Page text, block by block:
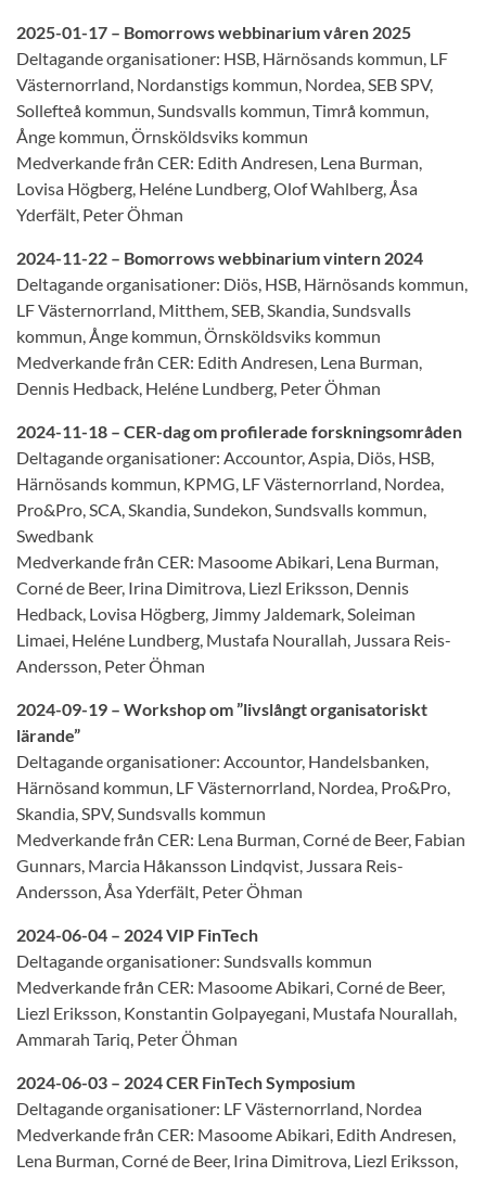
2025-01-17 – Bomorrows webbinarium våren 2025
Deltagande organisationer: HSB, Härnösands kommun, LF
Västernorrland, Nordanstigs kommun, Nordea, SEB SPV,
Sollefteå kommun, Sundsvalls kommun, Timrå kommun,
Ånge kommun, Örnsköldsviks kommun
Medverkande från CER: Edith Andresen, Lena Burman,
Lovisa Högberg, Heléne Lundberg, Olof Wahlberg, Åsa
Yderfält, Peter Öhman
2024-11-22 – Bomorrows webbinarium vintern 2024
Deltagande organisationer: Diös, HSB, Härnösands kommun,
LF Västernorrland, Mitthem, SEB, Skandia, Sundsvalls
kommun, Ånge kommun, Örnsköldsviks kommun
Medverkande från CER: Edith Andresen, Lena Burman,
Dennis Hedback, Heléne Lundberg, Peter Öhman
2024-11-18 – CER-dag om profilerade forskningsområden
Deltagande organisationer: Accountor, Aspia, Diös, HSB,
Härnösands kommun, KPMG, LF Västernorrland, Nordea,
Pro&Pro, SCA, Skandia, Sundekon, Sundsvalls kommun,
Swedbank
Medverkande från CER: Masoome Abikari, Lena Burman,
Corné de Beer, Irina Dimitrova, Liezl Eriksson, Dennis
Hedback, Lovisa Högberg, Jimmy Jaldemark, Soleiman
Limaei, Heléne Lundberg, Mustafa Nourallah, Jussara Reis-
Andersson, Peter Öhman
2024-09-19 – Workshop om ”livslångt organisatoriskt
lärande”
Deltagande organisationer: Accountor, Handelsbanken,
Härnösand kommun, LF Västernorrland, Nordea, Pro&Pro,
Skandia, SPV, Sundsvalls kommun
Medverkande från CER: Lena Burman, Corné de Beer, Fabian
Gunnars, Marcia Håkansson Lindqvist, Jussara Reis-
Andersson, Åsa Yderfält, Peter Öhman
2024-06-04 – 2024 VIP FinTech
Deltagande organisationer: Sundsvalls kommun
Medverkande från CER: Masoome Abikari, Corné de Beer,
Liezl Eriksson, Konstantin Golpayegani, Mustafa Nourallah,
Ammarah Tariq, Peter Öhman
2024-06-03 – 2024 CER FinTech Symposium
Deltagande organisationer: LF Västernorrland, Nordea
Medverkande från CER: Masoome Abikari, Edith Andresen,
Lena Burman, Corné de Beer, Irina Dimitrova, Liezl Eriksson,